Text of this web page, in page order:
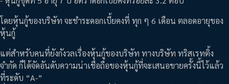
โดยหุ้นกู้ของบริษัท จะชำระดอกเบี้ยคงที่ ทุก ๆ 6 เดือน ตลอดอายุของ
หุ้นกู้
แต่สำหรับคนที่ยังกังวลเรื่องหุ้นกู้ของบริษัท ทางบริษัท ทริสเรทติ้ง
จำกัด ก็ได้จัดอันดับความน่าเชื่อถือของหุ้นกู้ที่จะเสนอขายครั้งนี้ไว้แล้ว
ที่ระดับ “A-”